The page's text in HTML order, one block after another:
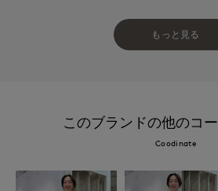
もっと見る
このブランドの他のコ
Coodinate